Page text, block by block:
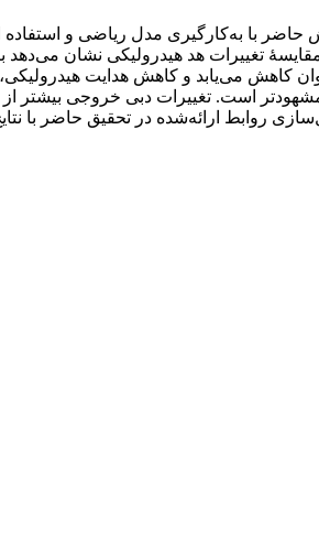
با به‌کارگیری مدل ریاضی و استفاده
تغییرات هد هیدرولیکی نشان
کاهش می‌یابد و کاهش هدایت هیدرولیکی،
روابط ارائه‌شده در تحقیق حاضر با